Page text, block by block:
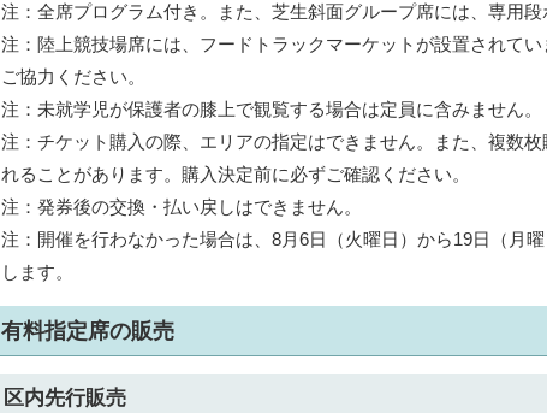
注：全席プログラム付き。また、芝生斜面グループ席には、専用段
注：陸上競技場席には、フードトラックマーケットが設置されて
ご協力ください。
注：未就学児が保護者の膝上で観覧する場合は定員に含みません。
注：チケット購入の際、エリアの指定はできません。また、複数
れることがあります。購入決定前に必ずご確認ください。
注：発券後の交換・払い戻しはできません。
注：開催を行わなかった場合は、8月6日（火曜日）から19日（月
します。
有料指定席の販売
区内先行販売